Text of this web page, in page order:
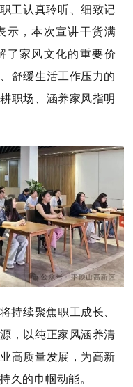
工认真聆听、细致记
示，本次宣讲干货满
了家风文化的重要价
舒缓生活工作压力的
职场、涵养家风指明
持续聚焦职工成长、
，以纯正家风涵养清
高质量发展，为高新
久的巾帼动能。